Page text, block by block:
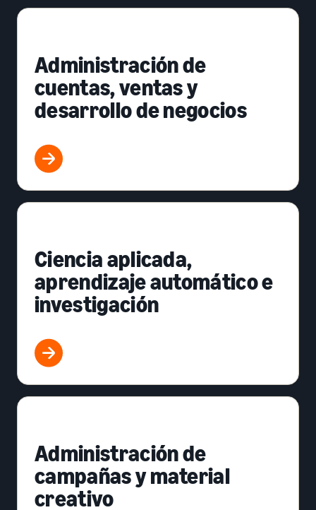
Administración de
cuentas, ventas y
desarrollo de negocios
Ciencia aplicada,
aprendizaje automático e
investigación
Administración de
campañas y material
creativo